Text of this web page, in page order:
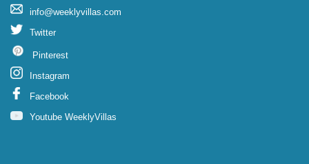
info@weeklyvillas.com
Twitter
Pinterest
Instagram
Facebook
Youtube WeeklyVillas